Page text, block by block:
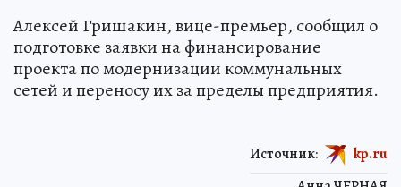
Алексей Гришакин, вице-премьер, сообщил о
подготовке заявки на финансирование
проекта по модернизации коммунальных
сетей и переносу их за пределы предприятия.
Источник: kp.ru